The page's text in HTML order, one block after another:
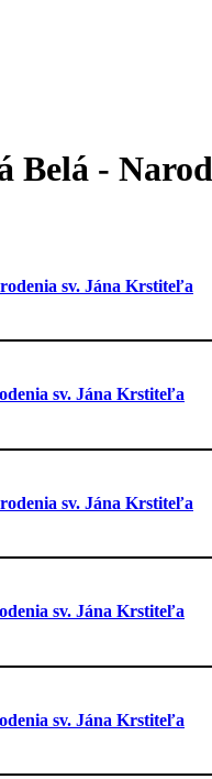
Belá -
sv. Jána Krstiteľa
sv. Jána Krstiteľa
sv. Jána Krstiteľa
sv. Jána Krstiteľa
sv. Jána Krstiteľa